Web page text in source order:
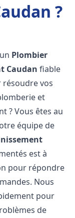
?
Plombier
Caudan fiable
résoudre vos
et
? Vous êtes au
équipe de
est à
pour répondre
Nous
pour
de